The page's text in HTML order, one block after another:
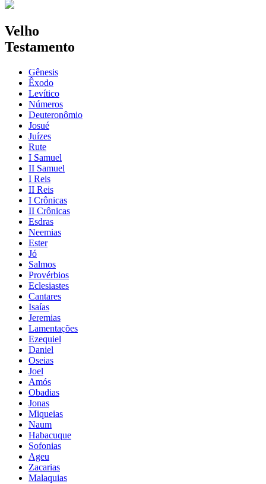
Velho
Testamento
Gênesis
Êxodo
Levítico
Números
Deuteronômio
Josué
Juízes
Rute
I Samuel
II Samuel
I Reis
II Reis
I Crônicas
II Crônicas
Esdras
Neemias
Ester
Jó
Salmos
Provérbios
Eclesiastes
Cantares
Isaías
Jeremias
Lamentações
Ezequiel
Daniel
Oseias
Joel
Amós
Obadias
Jonas
Miqueias
Naum
Habacuque
Sofonias
Ageu
Zacarias
Malaquias